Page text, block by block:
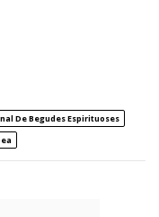
De Begudes Espirituoses